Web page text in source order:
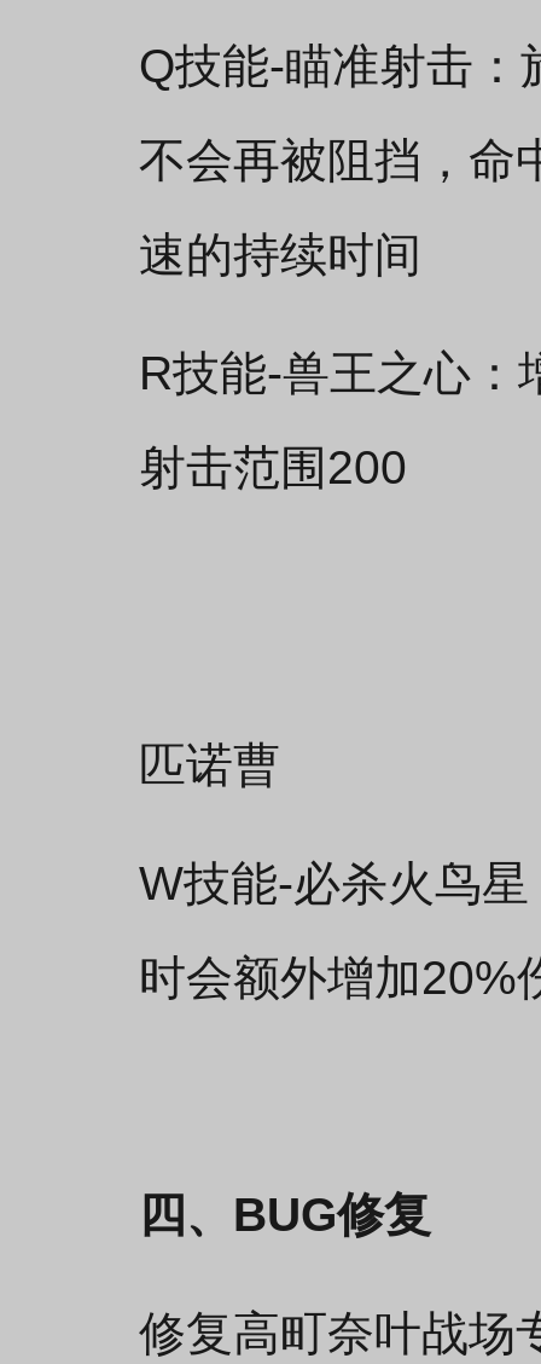
Q技能-瞄准射击
不会再被阻挡，命
速的持续时间
R技能-兽王之心：
射击范围200
匹诺曹
W技能-必杀火鸟
时会额外增加20%
四、BUG修复
修复高町奈叶战场